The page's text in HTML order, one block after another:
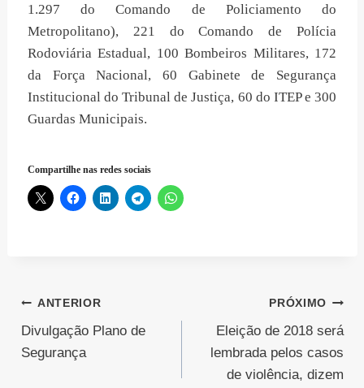
1.297 do Comando de Policiamento do
Metropolitano), 221 do Comando de Polícia
Rodoviária Estadual, 100 Bombeiros Militares, 172
da Força Nacional, 60 Gabinete de Segurança
Institucional do Tribunal de Justiça, 60 do ITEP e 300
Guardas Municipais.
Compartilhe nas redes sociais
Navegação
de
ANTERIOR
Divulgação Plano de
Segurança
PRÓXIMO
Eleição de 2018 será
lembrada pelos casos
de violência, dizem